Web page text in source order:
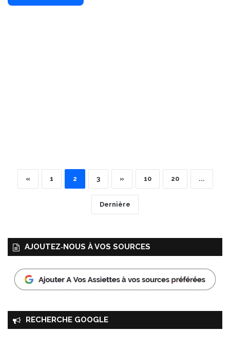
« 1 2 3 » 10 20 ...
Dernière
AJOUTEZ‑NOUS À VOS SOURCES
RECHERCHE GOOGLE